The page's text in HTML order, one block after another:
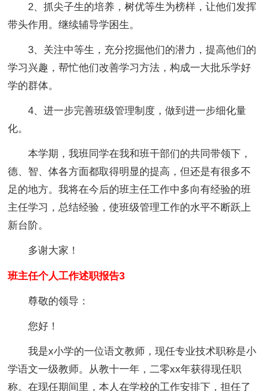
2、抓尖子生的培养，树优等生为榜样，让他们发挥
带头作用。继续辅导学困生。
3、关注中等生，充分挖掘他们的潜力，提高他们的
学习兴趣，帮忙他们改善学习方法，构成一大批乐学好
学的群体。
4、进一步完善班级管理制度，做到进一步细化量
化。
本学期，我班同学在我和班干部们的共同带领下，
德、智、体各方面都取得明显的提高，但还是有很多不
足的地方。我将在今后的班主任工作中多向有经验的班
主任学习，总结经验，使班级管理工作的水平不断跃上
新台阶。
多谢大家！
班主任个人工作述职报告3
尊敬的领导：
您好！
我是x小学的一位语文教师，现任专业技术职称是小
学语文一级教师。从教十一年，二零xx年获得现任职
称。在现任期间里，本人在学校的工作安排下，担任了